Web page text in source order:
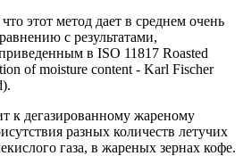
этот метод дает в среднем очень
с результатами,
в ISO 11817 Roasted
of moisture content - Karl Fischer
к дегазированному жареному
разных количеств летучих
газа, в жареных зернах кофе.